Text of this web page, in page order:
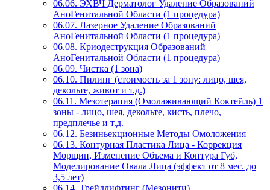
06.06. ЭХВЧ Дерматолог Удаление Образований
АноГенитальной Области (1 процедура)
06.07. Лазерное Удаление Образований
АноГенитальной Области (1 процедура)
06.08. Криодеструкция Образований
АноГенитальной Области (1 процедура)
06.09. Чистка (1 зона)
06.10. Пилинг (стоимость за 1 зону: лицо, шея,
декольте, живот и т.д.)
06.11. Мезотерапия (Омолаживающий Коктейль) 1
зоны - лицо, шея, декольте, кисть, плечо,
предплечье и т.д.
06.12. Безиньекционные Методы Омоложения
06.13. Контурная Пластика Лица - Коррекция
Морщин, Изменение Объема и Контура Губ,
Моделирование Овала Лица (эффект от 8 мес. до
3,5 лет)
06.14. Трейдлифтинг (Мезонити)